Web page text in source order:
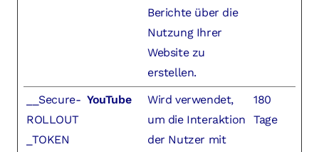
Berichte über die
Nutzung Ihrer
Website zu
erstellen.
__Secure-
ROLLOUT
_TOKEN
YouTube
Wird verwendet,
um die Interaktion
der Nutzer mit
180
Tage